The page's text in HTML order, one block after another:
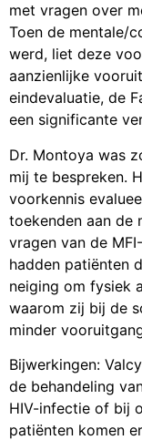
met vragen over
Toen de mentale/
werd, liet deze
aanzienlijke
eindevaluatie, de
een significante
Dr. Montoya was
mij te bespreken.
voorkennis
toekenden aan de
vragen van de
hadden patiënten
neiging om fysiek
waarom zij bij de
minder
Bijwerkingen:
de behandeling
HIV-infectie of bij
patiënten komen